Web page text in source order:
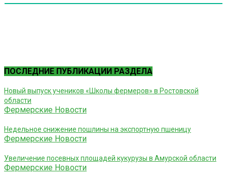
ПОСЛЕДНИЕ ПУБЛИКАЦИИ РАЗДЕЛА
Новый выпуск учеников «Школы фермеров» в Ростовской
области
Фермерские Новости
Недельное снижение пошлины на экспортную пшеницу
Фермерские Новости
Увеличение посевных площадей кукурузы в Амурской области
Фермерские Новости